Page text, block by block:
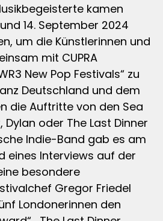
kamen
14. September 2024
um die Künstlerinnen und
mit CUPRA
New Pop Festivals“ zu
Deutschland und dem
die Auftritte von den Sea
Dylan oder The Last Dinner
Indie-Band gab es am
eines Interviews auf der
besondere
Gregor Friedel
Londonerinnen den